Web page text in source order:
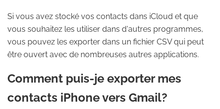
Si vous avez stocké vos contacts dans iCloud et que
vous souhaitez les utiliser dans d'autres programmes,
vous pouvez les exporter dans un fichier CSV qui peut
être ouvert avec de nombreuses autres applications.
Comment puis-je exporter mes
contacts iPhone vers Gmail?